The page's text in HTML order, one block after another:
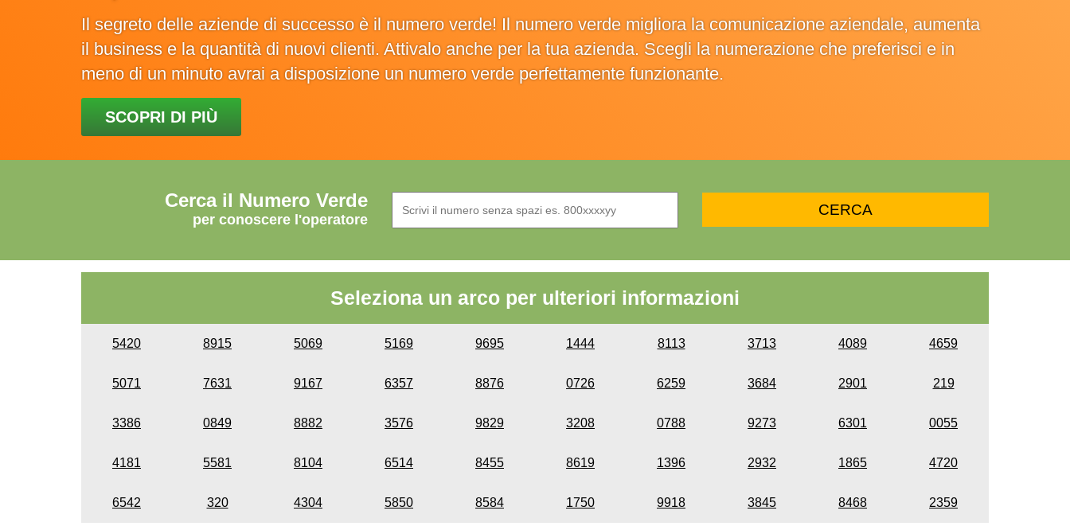
Il segreto delle aziende di successo è il numero verde! Il numero verde migliora la comunicazione aziendale, aumenta
il business e la quantità di nuovi clienti. Attivalo anche per la tua azienda. Scegli la numerazione che preferisci e in
meno di un minuto avrai a disposizione un numero verde perfettamente funzionante.
SCOPRI DI PIÙ
Cerca il Numero Verde
per conoscere l'operatore
Seleziona un arco per ulteriori informazioni
5420 8915 5069 5169 9695 1444 8113 3713 4089 4659
5071 7631 9167 6357 8876 0726 6259 3684 2901 219
3386 0849 8882 3576 9829 3208 0788 9273 6301 0055
4181 5581 8104 6514 8455 8619 1396 2932 1865 4720
6542 320 4304 5850 8584 1750 9918 3845 8468 2359